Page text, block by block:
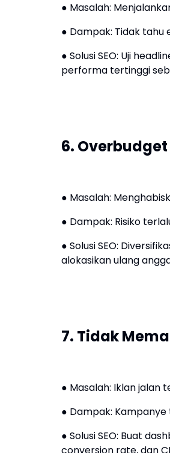
● Masalah:
● Dampak: Tidak
● Solusi SEO: Uji
performa tertinggi
6.
● Masalah:
● Dampak: Risiko
● Solusi SEO:
alokasikan ulang
7. Tidak
● Masalah: Iklan jalan
● Dampak:
● Solusi SEO: Buat